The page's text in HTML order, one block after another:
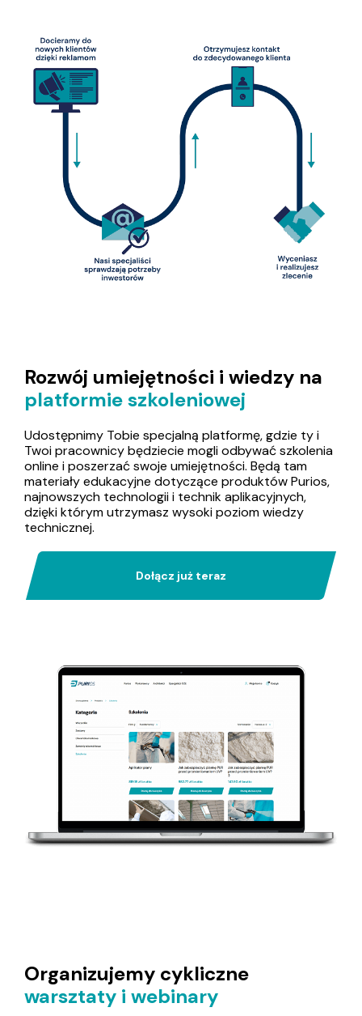
Rozwój umiejętności i wiedzy na
platformie szkoleniowej
Udostępnimy Tobie specjalną platformę, gdzie ty i
Twoi pracownicy będziecie mogli odbywać szkolenia
online i poszerzać swoje umiejętności. Będą tam
materiały edukacyjne dotyczące produktów Purios,
najnowszych technologii i technik aplikacyjnych,
dzięki którym utrzymasz wysoki poziom wiedzy
technicznej.
Dołącz już teraz
Organizujemy cykliczne
warsztaty i webinary